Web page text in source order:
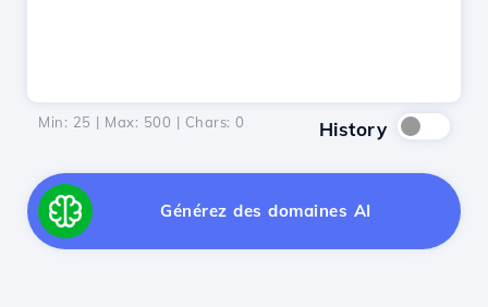
Min: 25 | Max: 500 | Chars: 0 History
Générez des domaines AI